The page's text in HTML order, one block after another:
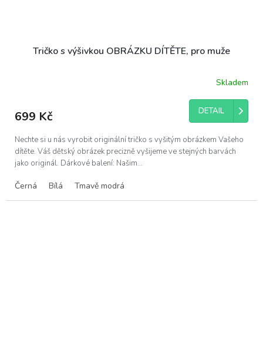
Tričko s výšivkou OBRÁZKU DÍTĚTE, pro muže
je
z
5
hvězdiček.
Skladem
699 Kč DETAIL
Nechte si u nás vyrobit originální tričko s vyšitým obrázkem Vašeho
dítěte. Váš dětský obrázek precizně vyšijeme ve stejných barvách
jako originál. Dárkové balení: Našim...
Černá Bílá Tmavě modrá